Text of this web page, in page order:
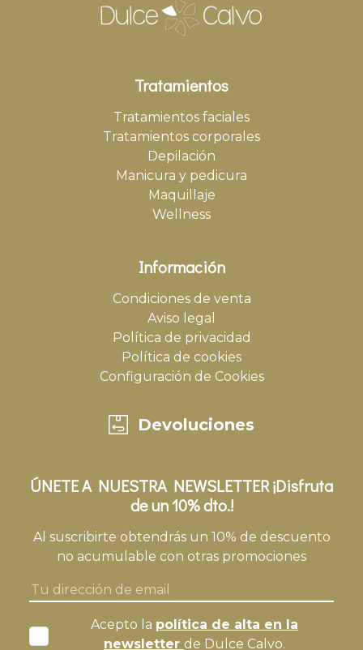
Tratamientos
Tratamientos faciales
Tratamientos corporales
Depilación
Manicura y pedicura
Maquillaje
Wellness
Información
Condiciones de venta
Aviso legal
Política de privacidad
Política de cookies
Configuración de Cookies
Devoluciones
ÚNETE A NUESTRA NEWSLETTER ¡Disfruta
de un 10% dto.!
Al suscribirte obtendrás un 10% de descuento
no acumulable con otras promociones
Acepto la política de alta en la
newsletter de Dulce Calvo.